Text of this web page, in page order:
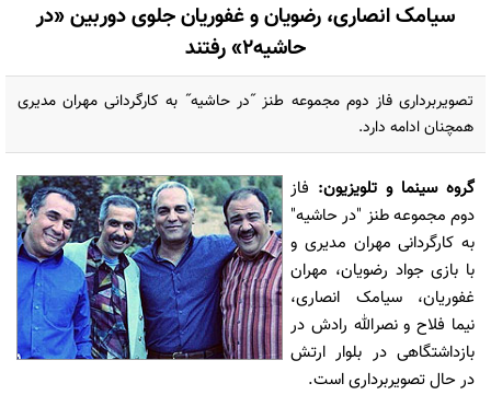
سیامک انصاری، رضویان و غفوریان جلوی دوربین «در
حاشیه2» رفتند
تصویربرداری فاز دوم مجموعه طنز ˝در حاشیه˝ به کارگردانی مهران مدیری
همچنان ادامه دارد.
گروه سینما و تلویزیون: فاز
دوم مجموعه طنز "در حاشیه"
به کارگردانی مهران مدیری و
با بازی جواد رضویان، مهران
غفوریان، سیامک انصاری،
نیما فلاح و نصرالله رادش در
بازداشتگاهی در بلوار ارتش
در حال تصویربرداری است.